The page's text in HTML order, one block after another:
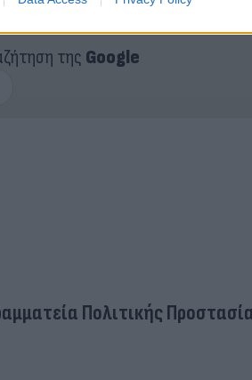
της Google
Πολιτικής